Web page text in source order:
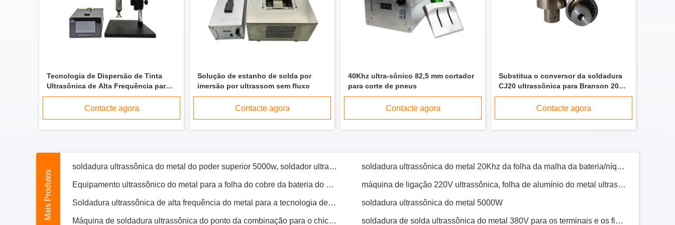
Tecnologia de Dispersão de Tinta
Ultrasônica de Alta Frequência para
Substâncias Químicas
Contacte agora
Solução de estanho de solda por
imersão por ultrassom sem fluxo
Contacte agora
40Khz ultra-sônico 82,5 mm cortador
para corte de pneus
Contacte agora
Substitua o conversor da soldadura
CJ20 ultrassônica para Branson 2000
soldadores do plástico da série
Contacte agora
Mais Produtos
Soldadura ultrassônica do chicote de fios do poder superior para as cablagens 20Khz da motocicleta
Soldadura ultrassônica de alta frequência do metal para a tecnologia de alumínio do ultrassom da folha do níquel soldadura ultrassônica do metal 5000W
tecnologia de solda tradicional da substituição ultrassônica da máquina de soldadura do metal 20Khz soldadura ultrassônica terminal do metal 5000W para indústrias automotivos dos elétricos
soldadura ultrassônica do metal 3000w, máquina de corte ultrassônica para o tubo de selagem do diâmetro 12mm Máquina de soldadura ultrassônica de alta frequência do metal, fio de cobre que solda a máquina de ligação ultrassônica para o cartão de IC